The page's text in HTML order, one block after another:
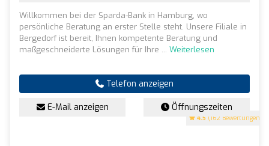
4.5 (162 Bewertungen)
Willkommen bei der Sparda-Bank in Hamburg, wo
persönliche Beratung an erster Stelle steht. Unsere Filiale in
Bergedorf ist bereit, Ihnen kompetente Beratung und
maßgeschneiderte Lösungen für Ihre ... Weiterlesen
Telefon anzeigen
E-Mail anzeigen Öffnungszeiten